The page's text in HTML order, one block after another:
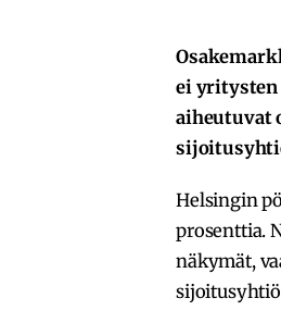
ei yritysten
aiheutuvat
Helsingin
prosenttia.
näkymät,
sijoitusyhtiö